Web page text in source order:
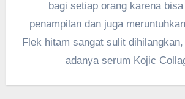
bagi setiap orang karena
penampilan dan juga
Flek hitam sangat sulit
adanya serum Kojic